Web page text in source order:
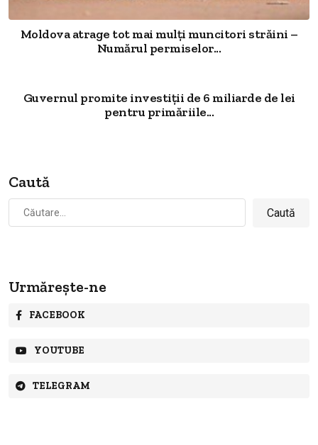
Moldova atrage tot mai mulți muncitori străini –
Numărul permiselor...
Guvernul promite investiții de 6 miliarde de lei
pentru primăriile...
Caută
după:
Urmărește-ne
FACEBOOK
YOUTUBE
TELEGRAM